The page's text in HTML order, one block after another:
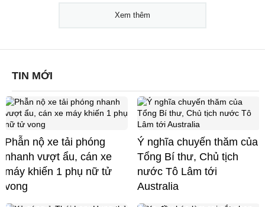
Xem thêm
TIN MỚI
Phẫn nộ xe tải phóng
nhanh vượt ẩu, cán xe
máy khiến 1 phụ nữ tử
vong
Ý nghĩa chuyến thăm của
Tổng Bí thư, Chủ tịch
nước Tô Lâm tới
Australia